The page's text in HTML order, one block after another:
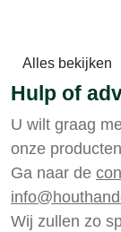
Alles bekijken
Hulp of
U wilt graag
onze
Ga naar de
Wij zullen zo